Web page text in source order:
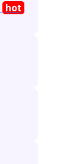
hot